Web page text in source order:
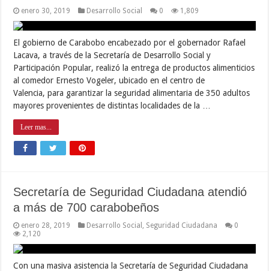
enero 30, 2019 Desarrollo Social 0 1,809
El gobierno de Carabobo encabezado por el gobernador Rafael
Lacava, a través de la Secretaría de Desarrollo Social y
Participación Popular, realizó la entrega de productos alimenticios
al comedor Ernesto Vogeler, ubicado en el centro de
Valencia, para garantizar la seguridad alimentaria de 350 adultos
mayores provenientes de distintas localidades de la …
Leer mas...
Secretaría de Seguridad Ciudadana atendió
a más de 700 carabobeños
enero 28, 2019 Desarrollo Social Seguridad Ciudadana
0
2,120
Con una masiva asistencia la Secretaría de Seguridad Ciudadana